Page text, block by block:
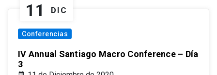
11 DIC
Conferencias
IV Annual Santiago Macro Conference – Día
3